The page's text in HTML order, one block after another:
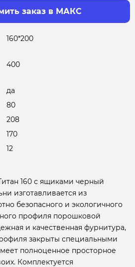
заказ в МАКС
160*200
400
да
80
208
170
12
160 с ящиками черный
изготавливается из
безопасного и экологичного
профиля порошковой
и качественная фурнитура,
закрыты специальными
полноценное просторное
Комплектуется